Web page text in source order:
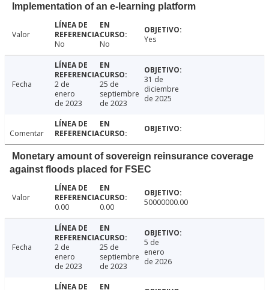
Implementation of an e-learning platform
Valor
No
No Yes
Fecha
2 de
enero
de 2023
25 de
septiembre
de 2023
31 de
diciembre
de 2025
Comentar
Monetary amount of sovereign reinsurance coverage
against floods placed for FSEC
Valor
0.00
0.00 50000000.00
Fecha
2 de
enero
de 2023
25 de
septiembre
de 2023
5 de
enero
de 2026